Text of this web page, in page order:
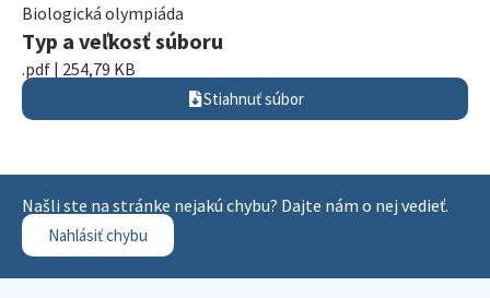
Biologická olympiáda
Typ a veľkosť súboru
.pdf | 254,79 KB
Stiahnuť súbor
Našli ste na stránke nejakú chybu? Dajte nám o nej vedieť.
Nahlásiť chybu